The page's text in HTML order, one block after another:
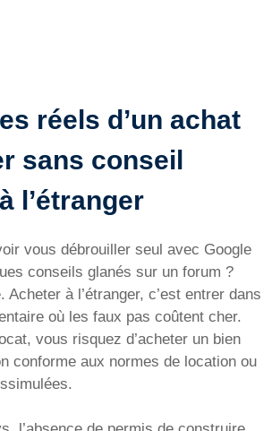
réels d’un achat
sans conseil
l’étranger
vous débrouiller seul avec Google
conseils glanés sur un forum ?
Acheter à l’étranger, c’est entrer dans
où les faux pas coûtent cher.
vous risquez d’acheter un bien
conforme aux normes de location ou